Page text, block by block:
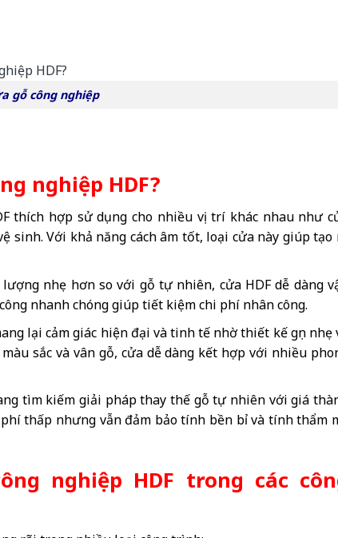
gỗ công nghiệp
nghiệp HDF?
thích hợp sử dụng cho nhiều vị trí khác nhau như
sinh. Với khả năng cách âm tốt, loại cửa này giúp tạo
lượng nhẹ hơn so với gỗ tự nhiên, cửa HDF dễ dàng
nhanh chóng giúp tiết kiệm chi phí nhân công.
lại cảm giác hiện đại và tinh tế nhờ thiết kế gọn nhẹ
sắc và vân gỗ, cửa dễ dàng kết hợp với nhiều
tìm kiếm giải pháp thay thế gỗ tự nhiên với giá
phí thấp nhưng vẫn đảm bảo tính bền bỉ và tính thẩm
nghiệp HDF trong các